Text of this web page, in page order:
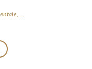
Maîtrise des émotions, Perception mentale, Logique